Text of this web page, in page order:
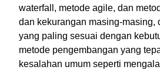
waterfall, metode agile, dan
dan kekurangan masing-
yang paling sesuai dengan
metode pengembangan yang
kesalahan umum seperti